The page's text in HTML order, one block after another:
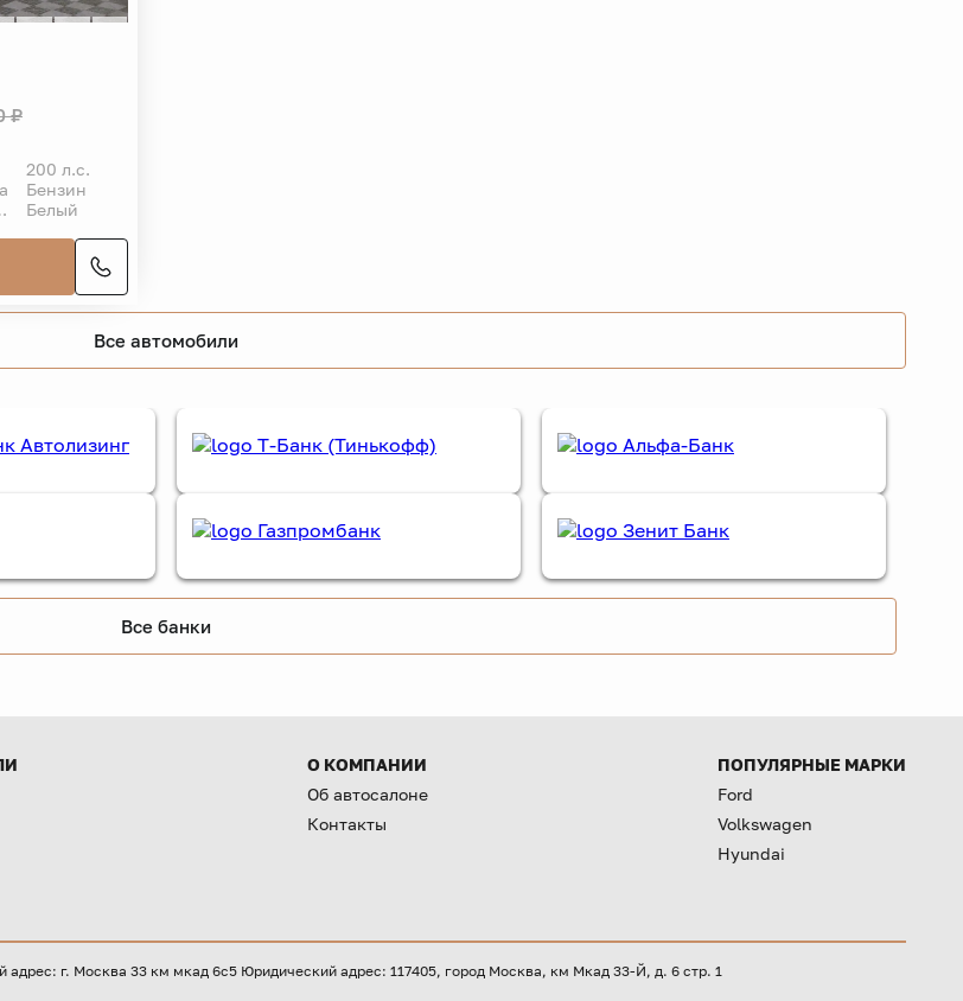
₽
200 л.с.
Бензин
5 дв. Белый
Все автомобили
Все банки
О КОМПАНИИ
Об автосалоне
Контакты
ПОПУЛЯРНЫЕ МАРКИ
Ford
Volkswagen
Hyundai
г. Москва 33 км мкад 6с5 Юридический адрес: 117405, город Москва, км Мкад 33-Й, д. 6 стр. 1